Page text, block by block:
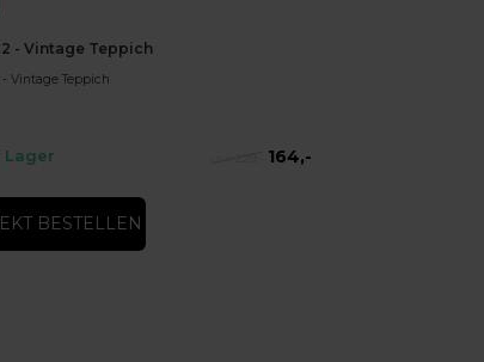
- Vintage Teppich
- Vintage Teppich
Lager 164,-
BESTELLEN